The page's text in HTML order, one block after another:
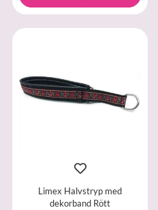
Limex Halvstryp med
dekorband Rött